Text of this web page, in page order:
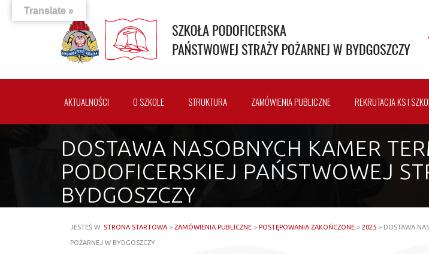
AKTUALNOŚCI O SZKOLE STRUKTURA ZAMÓWIENIA PUBLICZNE REKRUTACJA KS I
DOSTAWA NASOBNYCH KAMER
PODOFICERSKIEJ PAŃSTWOWEJ
BYDGOSZCZY
JESTEŚ W: STRONA STARTOWA > ZAMÓWIENIA PUBLICZNE > POSTĘPOWANIA ZAKOŃCZONE > 2025 > DOSTAWA
POŻARNEJ W BYDGOSZCZY
Translate »